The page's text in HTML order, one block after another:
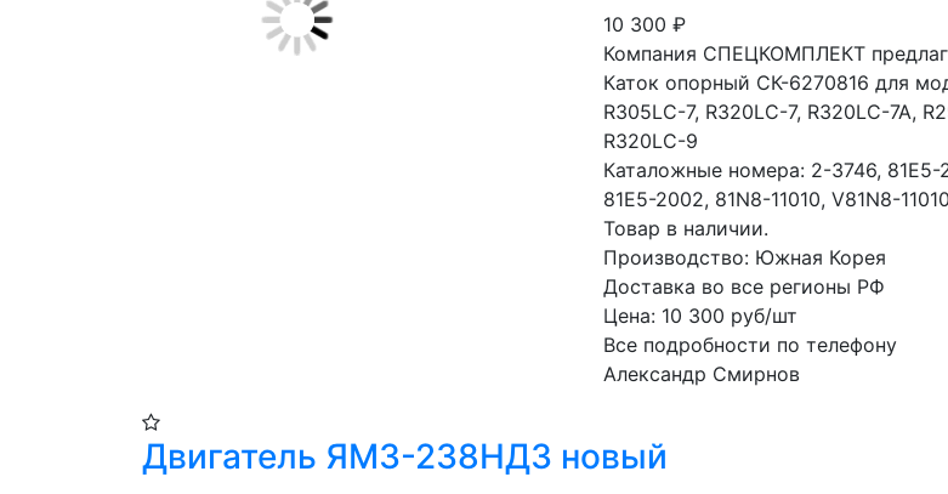
10 300 ₽
Компания СПЕЦКОМПЛЕКТ
Каток опорный СК-6270816 для
R305LC-7, R320LC-7, R320LC-7A,
R320LC-9
Каталожные номера: 2-3746, 81E5-
81E5-2002, 81N8-11010, V81N8-
Товар в наличии.
Производство: Южная Корея
Доставка во все регионы РФ
Цена: 10 300 руб/шт
Все подробности по телефону
Александр Смирнов
Двигатель ЯМЗ-238НД3 новый